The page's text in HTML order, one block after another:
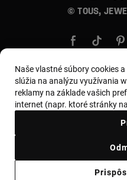
© TOUS,
Krajina a
Naše vlastné súbory cookies
slúžia na analýzu využívania
reklamy na základe vašich
internet (napr. ktoré stránky